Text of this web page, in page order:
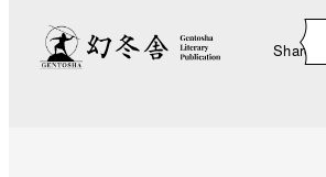
Share